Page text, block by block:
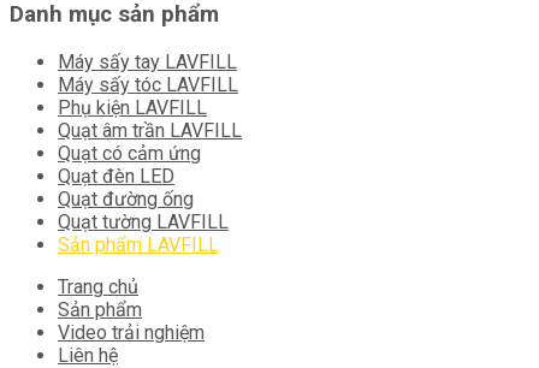
Danh mục sản phẩm
Máy sấy tay LAVFILL
Máy sấy tóc LAVFILL
Phụ kiện LAVFILL
Quạt âm trần LAVFILL
Quạt có cảm ứng
Quạt đèn LED
Quạt đường ống
Quạt tường LAVFILL
Sản phẩm LAVFILL
Skip
content
Trang chủ
Sản phẩm
Video trải nghiệm
Liên hệ